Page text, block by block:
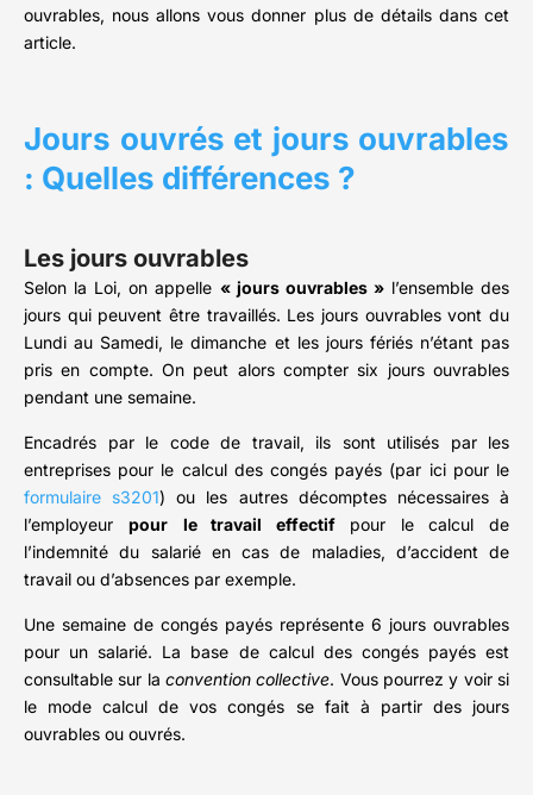
ouvrables, nous allons vous donner plus de détails dans cet
article.
Jours ouvrés et jours ouvrables
: Quelles différences ?
Les jours ouvrables
Selon la Loi, on appelle « jours ouvrables »l’ensemble des
jours qui peuvent être travaillés. Les jours ouvrables vont du
Lundi au Samedi, le dimanche et les jours fériés n’étant pas
pris en compte. On peut alors compter six jours ouvrables
pendant une semaine.
Encadrés par le code de travail, ils sont utilisés par les
entreprises pour le calcul des congés payés (par ici pour le
formulaire s3201) ou les autres décomptes nécessaires à
l’employeur pour le travail effectif pour le calcul de
l’indemnité du salarié en cas de maladies, d’accident de
travail ou d’absences par exemple.
Une semaine de congés payés représente 6 jours ouvrables
pour un salarié. La base de calcul des congés payés est
consultable sur la convention collective. Vous pourrez y voir si
le mode calcul de vos congés se fait à partir des jours
ouvrables ou ouvrés.